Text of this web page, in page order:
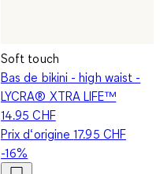
Soft touch
Bas de bikini - high waist -
LYCRA® XTRA LIFE™
14.95 CHF
Prix d‘origine17.95 CHF
-16%